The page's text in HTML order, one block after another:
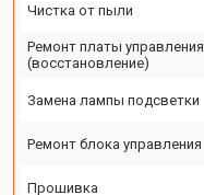
Чистка от пыли
Ремонт платы управления
(восстановление)
Замена лампы подсветки
Ремонт блока управления
Прошивка